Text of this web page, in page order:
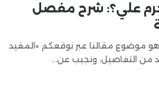
علي؟: شرح مفصل
موضوع مقالنا عبر نوقعكم «المفيد
من التفاصيل، ونجيب عن…